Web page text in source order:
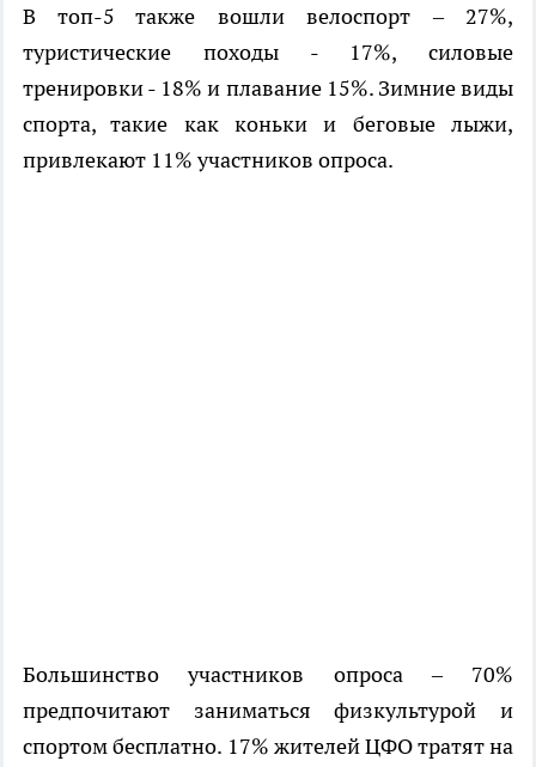
В топ-5 также вошли велоспорт – 27%,
туристические походы - 17%, силовые
тренировки - 18% и плавание 15%. Зимние виды
спорта, такие как коньки и беговые лыжи,
привлекают 11% участников опроса.
Большинство участников опроса – 70%
предпочитают заниматься физкультурой и
спортом бесплатно. 17% жителей ЦФО тратят на